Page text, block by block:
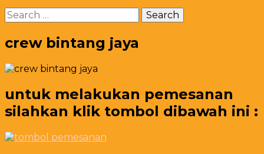
Jakarta
Search
for:
crew bintang jaya
untuk melakukan pemesanan
silahkan klik tombol dibawah ini :